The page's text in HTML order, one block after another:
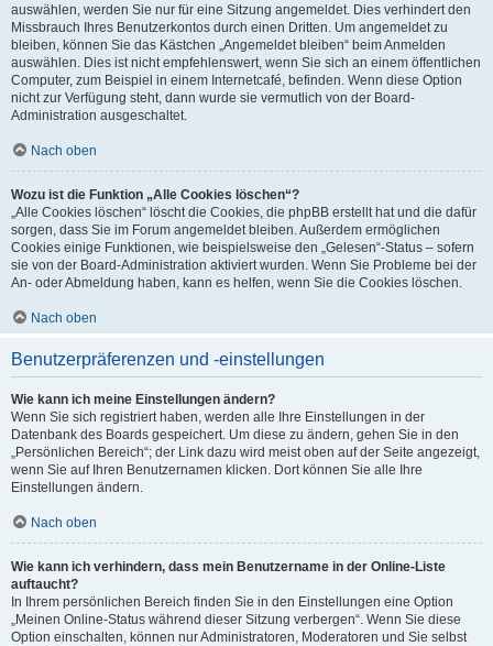
auswählen, werden Sie nur für eine Sitzung angemeldet. Dies verhindert den
Missbrauch Ihres Benutzerkontos durch einen Dritten. Um angemeldet zu
bleiben, können Sie das Kästchen „Angemeldet bleiben“ beim Anmelden
auswählen. Dies ist nicht empfehlenswert, wenn Sie sich an einem öffentlichen
Computer, zum Beispiel in einem Internetcafé, befinden. Wenn diese Option
nicht zur Verfügung steht, dann wurde sie vermutlich von der Board-
Administration ausgeschaltet.
Nach oben
Wozu ist die Funktion „Alle Cookies löschen“?
„Alle Cookies löschen“ löscht die Cookies, die phpBB erstellt hat und die dafür
sorgen, dass Sie im Forum angemeldet bleiben. Außerdem ermöglichen
Cookies einige Funktionen, wie beispielsweise den „Gelesen“-Status – sofern
sie von der Board-Administration aktiviert wurden. Wenn Sie Probleme bei der
An- oder Abmeldung haben, kann es helfen, wenn Sie die Cookies löschen.
Nach oben
Benutzerpräferenzen und -einstellungen
Wie kann ich meine Einstellungen ändern?
Wenn Sie sich registriert haben, werden alle Ihre Einstellungen in der
Datenbank des Boards gespeichert. Um diese zu ändern, gehen Sie in den
„Persönlichen Bereich“; der Link dazu wird meist oben auf der Seite angezeigt,
wenn Sie auf Ihren Benutzernamen klicken. Dort können Sie alle Ihre
Einstellungen ändern.
Nach oben
Wie kann ich verhindern, dass mein Benutzername in der Online-Liste
auftaucht?
In Ihrem persönlichen Bereich finden Sie in den Einstellungen eine Option
„Meinen Online-Status während dieser Sitzung verbergen“. Wenn Sie diese
Option einschalten, können nur Administratoren, Moderatoren und Sie selbst